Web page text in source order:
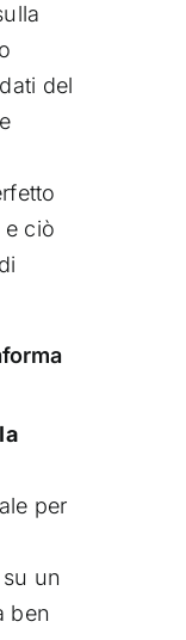
del
ciò
per
un
ben